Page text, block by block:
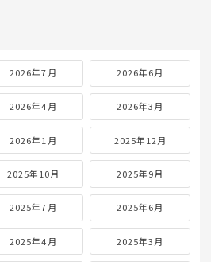
2026年7月 2026年6月
2026年4月 2026年3月
2026年1月 2025年12月
2025年10月 2025年9月
2025年7月 2025年6月
2025年4月 2025年3月